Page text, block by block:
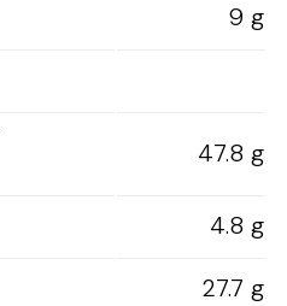
9 g
47.8 g
4.8 g
27.7 g